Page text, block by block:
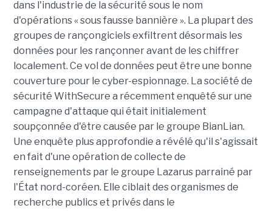
dans l'industrie de la sécurité sous le nom
d'opérations « sous fausse bannière ». La plupart des
groupes de rançongiciels exfiltrent désormais les
données pour les rançonner avant de les chiffrer
localement. Ce vol de données peut être une bonne
couverture pour le cyber-espionnage. La société de
sécurité WithSecure a récemment enquêté sur une
campagne d'attaque qui était initialement
soupçonnée d'être causée par le groupe BianLian.
Une enquête plus approfondie a révélé qu'il s'agissait
en fait d'une opération de collecte de
renseignements par le groupe Lazarus parrainé par
l'État nord-coréen. Elle ciblait des organismes de
recherche publics et privés dans le